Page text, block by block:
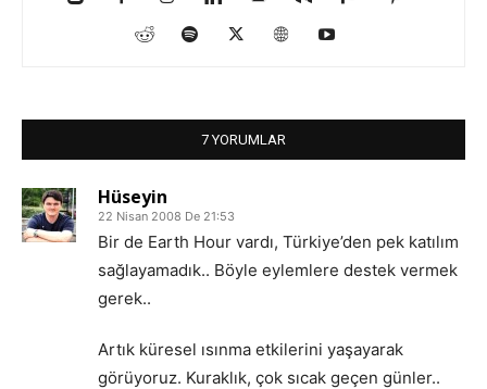
7 YORUMLAR
Hüseyin
22 Nisan 2008 De 21:53
Bir de Earth Hour vardı, Türkiye’den pek katılım
sağlayamadık.. Böyle eylemlere destek vermek
gerek..
Artık küresel ısınma etkilerini yaşayarak
görüyoruz. Kuraklık, çok sıcak geçen günler..